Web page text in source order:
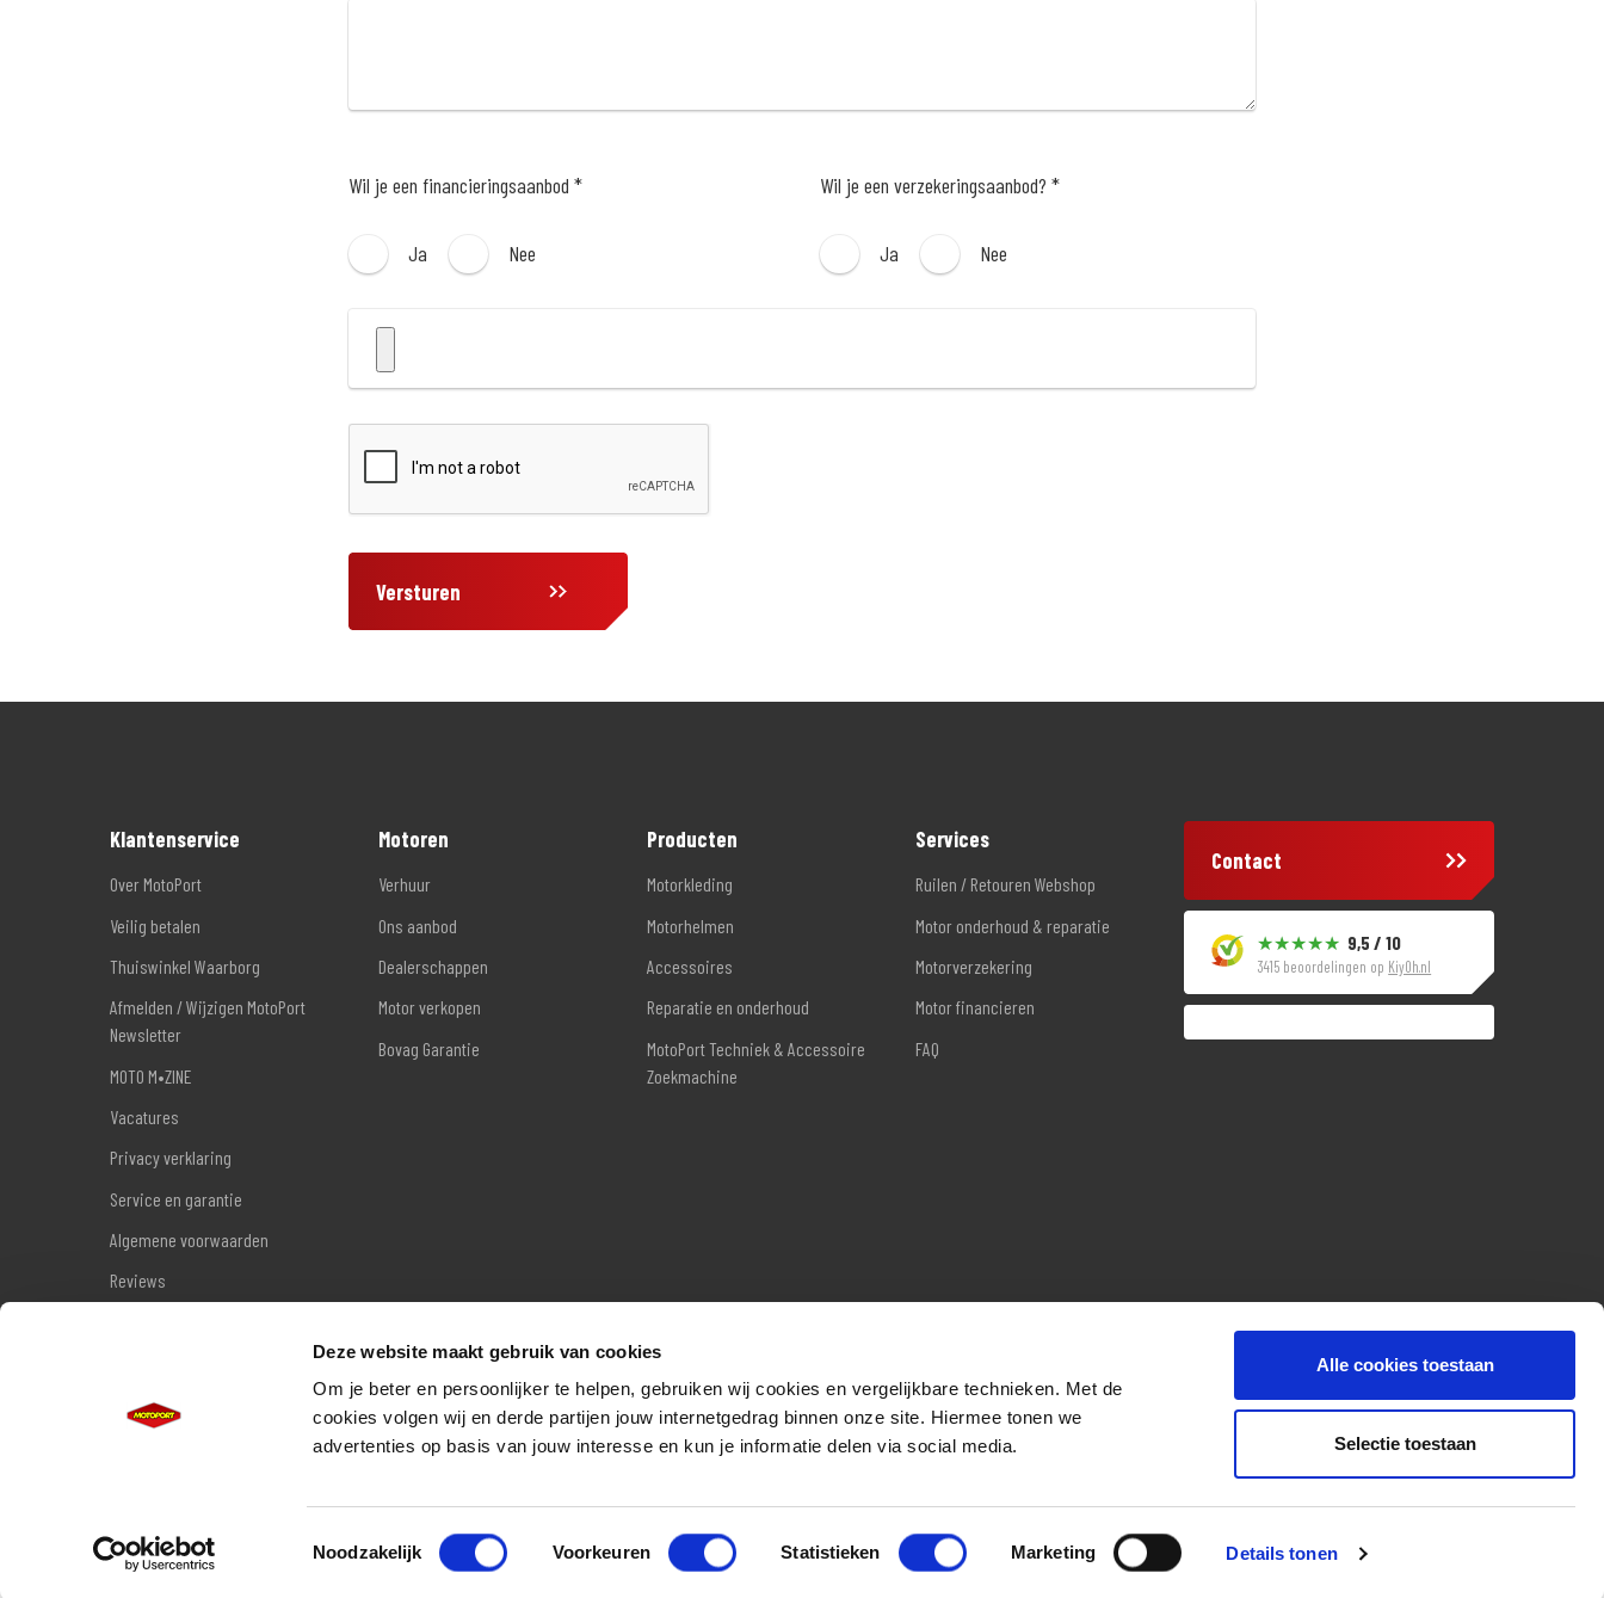
Deze website maakt gebruik van cookies
Om je beter en persoonlijker te helpen, gebruiken wij cookies en vergelijkbare technieken. Met de
cookies volgen wij en derde partijen jouw internetgedrag binnen onze site. Hiermee tonen we
advertenties op basis van jouw interesse en kun je informatie delen via social media.
Toestemmingsselectie
Noodzakelijk Voorkeuren Statistieken Marketing Details tonen
Alle cookies toestaan
Selectie toestaan
Wil je een financieringsaanbod *
Ja Nee
Wil je een verzekeringsaanbod? *
Ja Nee
Versturen
Klantenservice
Over MotoPort
Veilig betalen
Thuiswinkel Waarborg
Afmelden / Wijzigen MotoPort
Newsletter
MOTO M•ZINE
Vacatures
Privacy verklaring
Service en garantie
Algemene voorwaarden
Reviews
Motoren
Verhuur
Ons aanbod
Dealerschappen
Motor verkopen
Bovag Garantie
Producten
Motorkleding
Motorhelmen
Accessoires
Reparatie en onderhoud
MotoPort Techniek & Accessoire
Zoekmachine
Services
Ruilen / Retouren Webshop
Motor onderhoud & reparatie
Motorverzekering
Motor financieren
FAQ
Contact
9,5 / 10
3415 beoordelingen op KiyOh.nl
More for your ride